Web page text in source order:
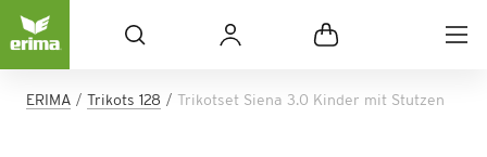
ERIMA Trikots 128 Trikotset Siena 3.0 Kinder mit Stutzen